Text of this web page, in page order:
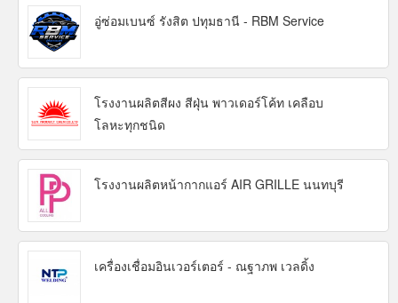
อู่ซ่อมเบนซ์ รังสิต ปทุมธานี - RBM Service
โรงงานผลิตสีผง สีฝุ่น พาวเดอร์โค้ท เคลือบ
โลหะทุกชนิด
โรงงานผลิตหน้ากากแอร์ AIR GRILLE นนทบุรี
เครื่องเชื่อมอินเวอร์เตอร์ - ณฐาภพ เวลดิ้ง